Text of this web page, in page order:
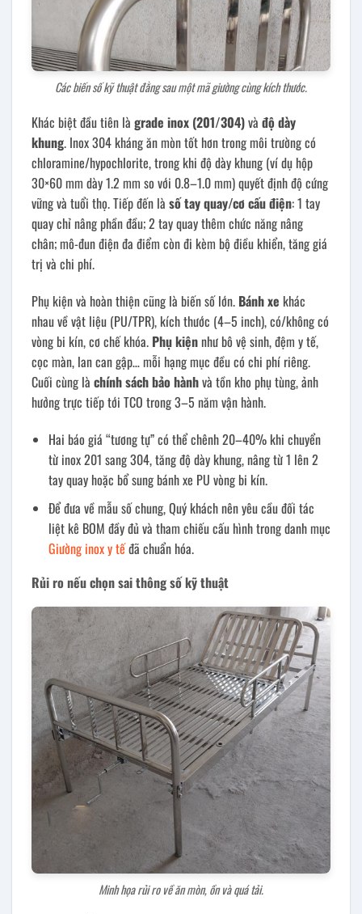
Các biến số kỹ thuật đằng sau một mã giường cùng kích thước.
Khác biệt đầu tiên là grade inox (201/304)và độ dày
khung. Inox 304 kháng ăn mòn tốt hơn trong môi trường có
chloramine/hypochlorite, trong khi độ dày khung (ví dụ hộp
30×60 mm dày 1.2 mm so với 0.8–1.0 mm) quyết định độ cứng
vững và tuổi thọ. Tiếp đến là số tay quay/cơ cấu điện: 1 tay
quay chỉ nâng phần đầu; 2 tay quay thêm chức năng nâng
chân; mô-đun điện đa điểm còn đi kèm bộ điều khiển, tăng giá
trị và chi phí.
Phụ kiện và hoàn thiện cũng là biến số lớn. Bánh xe khác
nhau về vật liệu (PU/TPR), kích thước (4–5 inch), có/không có
vòng bi kín, cơ chế khóa. Phụ kiệnnhư bô vệ sinh, đệm y tế,
cọc màn, lan can gập… mỗi hạng mục đều có chi phí riêng.
Cuối cùng là chính sách bảo hànhvà tồn kho phụ tùng, ảnh
hưởng trực tiếp tới TCO trong 3–5 năm vận hành.
Hai báo giá “tương tự” có thể chênh 20–40% khi chuyển
từ inox 201 sang 304, tăng độ dày khung, nâng từ 1 lên 2
tay quay hoặc bổ sung bánh xe PU vòng bi kín.
Để đưa về mẫu số chung, Quý khách nên yêu cầu đối tác
liệt kê BOM đầy đủ và tham chiếu cấu hình trong danh mục
Giường inox y tếđã chuẩn hóa.
Rủi ro nếu chọn sai thông số kỹ thuật
Minh họa rủi ro về ăn mòn, ồn và quá tải.